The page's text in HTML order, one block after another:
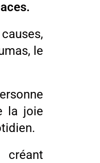
le
la joie
créant